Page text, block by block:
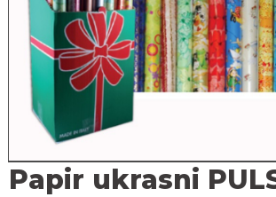
Papir ukrasni